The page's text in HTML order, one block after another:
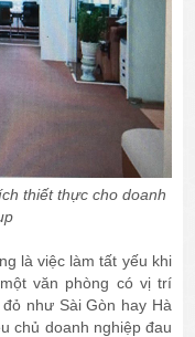
thiết thực cho doanh
là việc làm tất yếu khi
văn phòng có vị trí
như Sài Gòn hay Hà
chủ doanh nghiệp đau